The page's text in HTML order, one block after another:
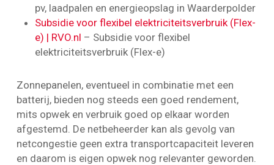
pv, laadpalen en energieopslag in Waarderpolder
Subsidie voor flexibel elektriciteitsverbruik (Flex-
e) | RVO.nl – Subsidie voor flexibel
elektriciteitsverbruik (Flex-e)
Zonnepanelen, eventueel in combinatie met een
batterij, bieden nog steeds een goed rendement,
mits opwek en verbruik goed op elkaar worden
afgestemd. De netbeheerder kan als gevolg van
netcongestie geen extra transportcapaciteit leveren
en daarom is eigen opwek nog relevanter geworden.